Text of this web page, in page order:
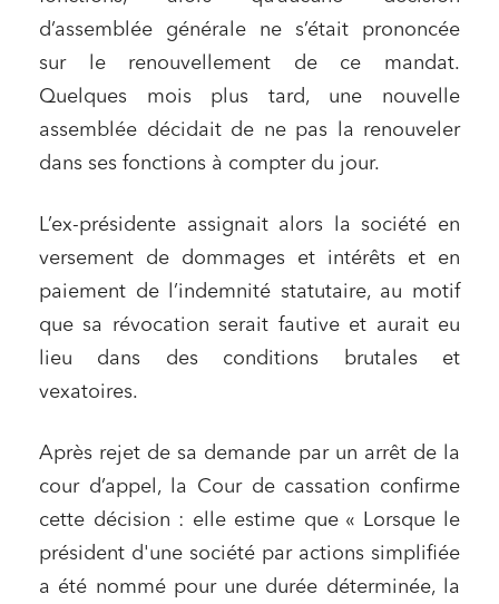
d’assemblée générale ne s’était prononcée
sur le renouvellement de ce mandat.
Quelques mois plus tard, une nouvelle
assemblée décidait de ne pas la renouveler
dans ses fonctions à compter du jour.
L’ex-présidente assignait alors la société en
versement de dommages et intérêts et en
paiement de l’indemnité statutaire, au motif
que sa révocation serait fautive et aurait eu
lieu dans des conditions brutales et
vexatoires.
Après rejet de sa demande par un arrêt de la
cour d’appel, la Cour de cassation confirme
cette décision : elle estime que « Lorsque le
président d'une société par actions simplifiée
a été nommé pour une durée déterminée, la